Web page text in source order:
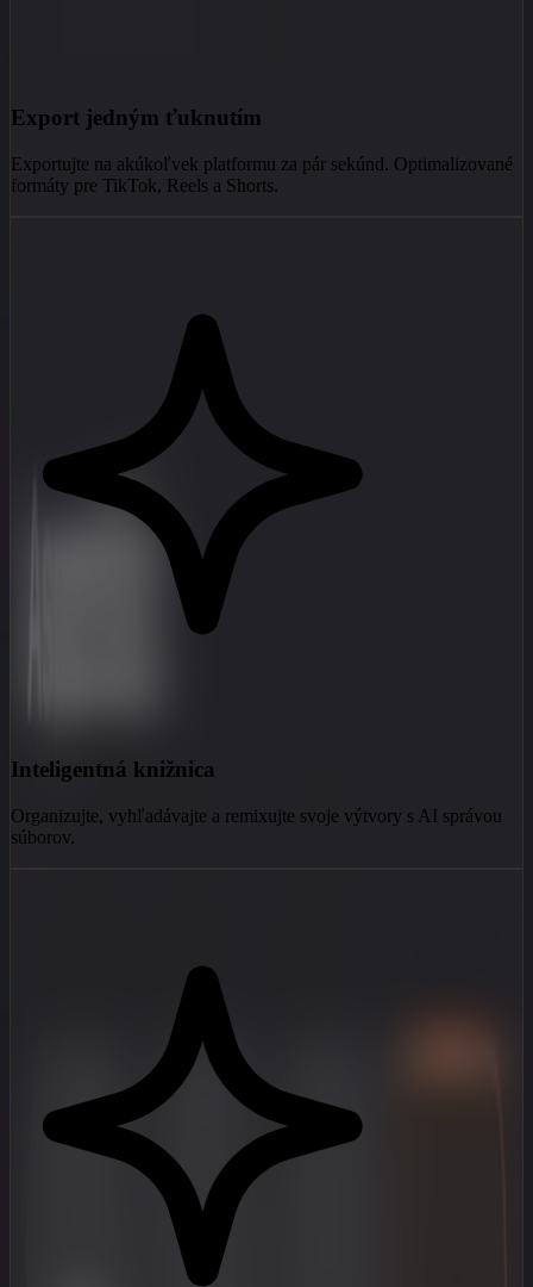
Export jedným ťuknutím
Exportujte na akúkoľvek platformu za pár sekúnd. Optimalizované
formáty pre TikTok, Reels a Shorts.
Inteligentná knižnica
Organizujte, vyhľadávajte a remixujte svoje výtvory s AI správou
súborov.